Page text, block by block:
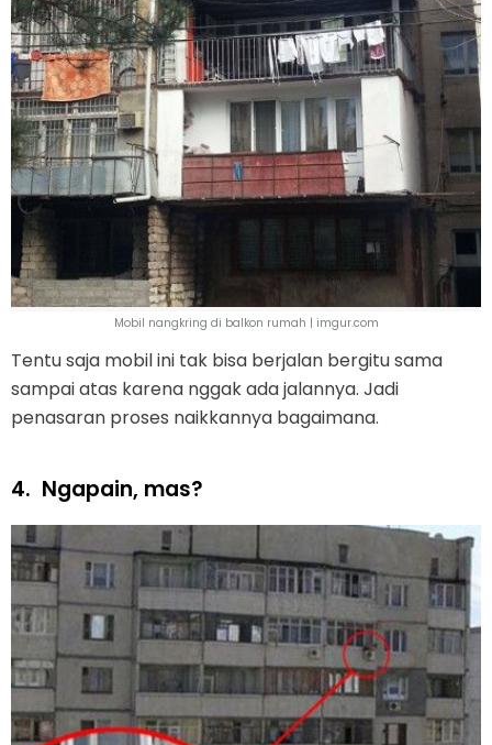
Mobil nangkring di balkon rumah | imgur.com
Tentu saja mobil ini tak bisa berjalan bergitu sama
sampai atas karena nggak ada jalannya. Jadi
penasaran proses naikkannya bagaimana.
4. Ngapain, mas?